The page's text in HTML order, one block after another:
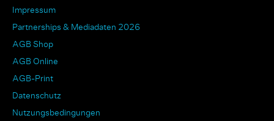
Impressum
Partnerships & Mediadaten 2026
AGB Shop
AGB Online
AGB-Print
Datenschutz
Nutzungsbedingungen